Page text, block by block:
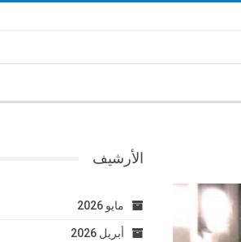
الأرشيف
مايو 2026
أبريل 2026